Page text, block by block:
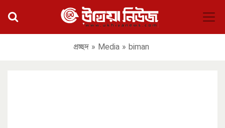
প্রচ্ছদ » Media » biman